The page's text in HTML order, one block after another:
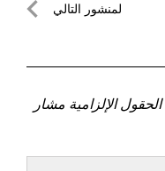
لمنشور التالي
الحقول الإلزامية مشار